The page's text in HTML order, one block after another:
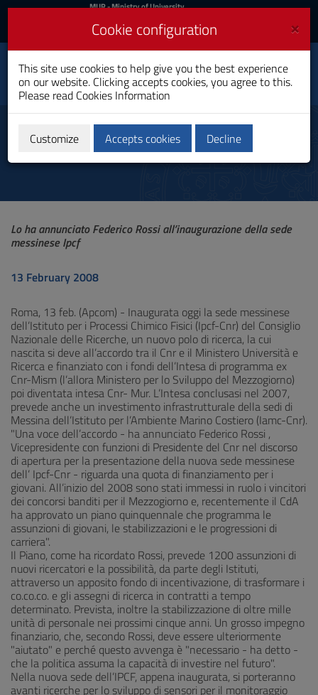
Skip
Content
to
Go
Footer
MIUR
Login
MUR- Ministry of University
Login UniCA News
Toggle
navigation
University of
Cagliari
News
Lo ha annunciato Federico Rossi all’inaugurazione della sede
messinese Ipcf
13 February 2008
Roma, 13 feb. (Apcom) - Inaugurata oggi la sede messinese
dell’Istituto per i Processi Chimico Fisici (Ipcf-Cnr) del Consiglio
Nazionale delle Ricerche, un nuovo polo di ricerca, la cui
nascita si deve all’accordo tra il Cnr e il Ministero Università e
Ricerca e finanziato con i fondi dell’Intesa di programma ex
Cnr-Mism (l’allora Ministero per lo Sviluppo del Mezzogiorno)
poi diventata intesa Cnr- Mur. L’Intesa conclusasi nel 2007,
prevede anche un investimento infrastrutturale della sedi di
Messina dell’Istituto per l’Ambiente Marino Costiero (Iamc-Cnr).
"Una voce dell’accordo - ha annunciato Federico Rossi ,
Vicepresidente con funzioni di Presidente del Cnr nel discorso
di apertura per la presentazione della nuova sede messinese
dell’ Ipcf-Cnr - riguarda una quota di finanziamento per i
giovani. All’inizio del 2008 sono stati immessi in ruolo i vincitori
dei concorsi banditi per il Mezzogiorno e, recentemente il CdA
ha approvato un piano quinquennale che programma le
assunzioni di giovani, le stabilizzazioni e le progressioni di
carriera".
Il Piano, come ha ricordato Rossi, prevede 1200 assunzioni di
nuovi ricercatori e la possibilità, da parte degli Istituti,
attraverso un apposito fondo di incentivazione, di trasformare i
co.co.co. e gli assegni di ricerca in contratti a tempo
determinato. Prevista, inoltre la stabilizzazione di oltre mille
unità di personale nei prossimi cinque anni. Un grosso impegno
finanziario, che, secondo Rossi, deve essere ulteriormente
"aiutato" e perché questo avvenga è "necessario - ha detto -
che la politica assuma la capacità di investire nel futuro".
Nella nuova sede dell’IPCF, appena inaugurata, si porteranno
avanti ricerche per lo sviluppo di sensori per il monitoraggio
×
Cookie configuration
This site use cookies to help give you the best experience
on our website. Clicking accepts cookies, you agree to this.
Please read Cookies Information
Customize Accepts cookies Decline